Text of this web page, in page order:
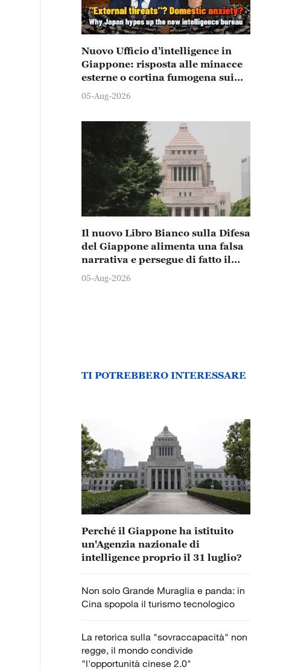
Nuovo Ufficio d’intelligence in
Giappone: risposta alle minacce
esterne o cortina fumogena sui
problemi interni?
05-Aug-2026
Il nuovo Libro Bianco sulla Difesa
del Giappone alimenta una falsa
narrativa e persegue di fatto il
rafforzamento militare
05-Aug-2026
TI POTREBBERO INTERESSARE
Perché il Giappone ha istituito
un'Agenzia nazionale di
intelligence proprio il 31 luglio?
Non solo Grande Muraglia e panda: in
Cina spopola il turismo tecnologico
La retorica sulla "sovraccapacità" non
regge, il mondo condivide
"l'opportunità cinese 2.0"